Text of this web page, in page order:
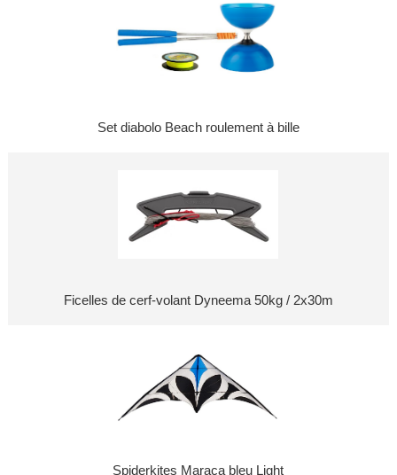
Set diabolo Beach roulement à bille
Ficelles de cerf-volant Dyneema 50kg / 2x30m
Spiderkites Maraca bleu Light